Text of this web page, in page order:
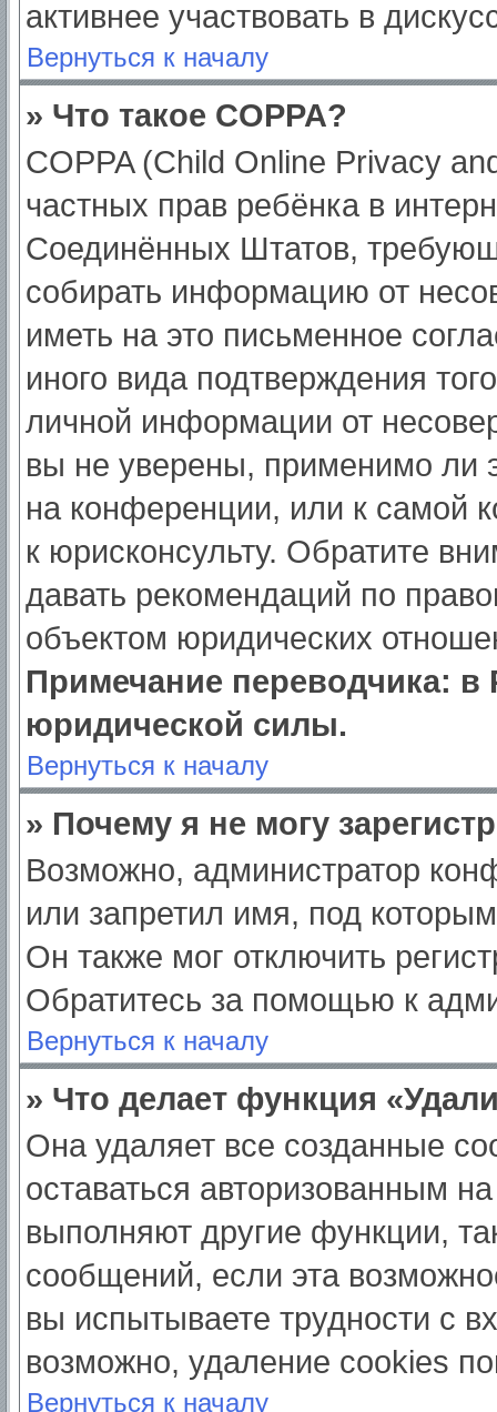
активнее участвовать в
Вернуться к началу
» Что такое COPPA?
COPPA (Child Online Privacy
частных прав ребёнка в
Соединённых Штатов,
собирать информацию от
иметь на это письменное
иного вида подтверждения
личной информации от
вы не уверены, применимо ли
на конференции, или к самой
к юрисконсульту. Обратите
давать рекомендаций по
объектом юридических
Примечание переводчика: в
юридической силы.
Вернуться к началу
» Почему я не могу
Возможно, администратор
или запретил имя, под
Он также мог отключить
Обратитесь за помощью к
Вернуться к началу
» Что делает функция
Она удаляет все созданные
оставаться авторизованным
выполняют другие функции,
сообщений, если эта
вы испытываете трудности с
возможно, удаление cookies
Вернуться к началу